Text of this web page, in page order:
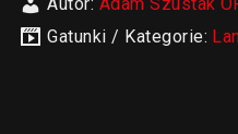
Gatunki / Kategorie: